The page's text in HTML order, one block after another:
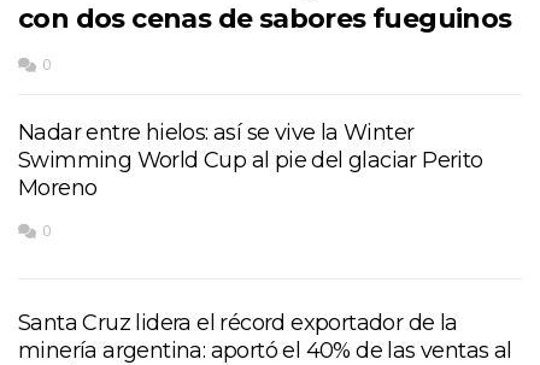
con dos cenas de sabores fueguinos
0
Nadar entre hielos: así se vive la Winter
Swimming World Cup al pie del glaciar Perito
Moreno
0
Santa Cruz lidera el récord exportador de la
minería argentina: aportó el 40% de las ventas al